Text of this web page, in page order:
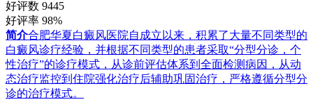
好评数 9445
好评率 98%
简介合肥华夏白癜风医院自成立以来，积累了大量不同类型的
白癜风诊疗经验，并根据不同类型的患者采取“分型分诊，个
性治疗”的诊疗模式，从诊前评估体系到全面检测病因，从动
态治疗监控到住院强化治疗后辅助巩固治疗，严格遵循分型分
诊的治疗模式。